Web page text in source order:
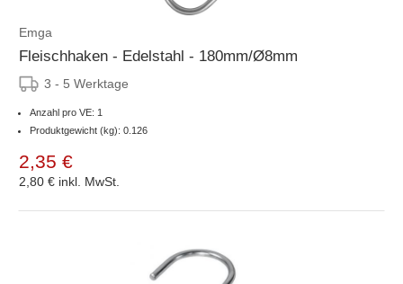
Emga
Fleischhaken - Edelstahl - 180mm/Ø8mm
3 - 5 Werktage
Anzahl pro VE: 1
Produktgewicht (kg): 0.126
2,35 €
2,80 € inkl. MwSt.